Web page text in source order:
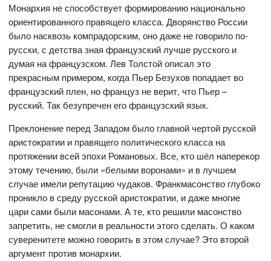
Монархия не способствует формированию национально
ориентированного правящего класса. Дворянство России
было насквозь компрадорским, оно даже не говорило по-
русски, с детства зная французский лучше русского и
думая на французском. Лев Толстой описал это
прекрасным примером, когда Пьер Безухов попадает во
французский плен, но француз не верит, что Пьер –
русский. Так безупречен его французский язык.
Преклонение перед Западом было главной чертой русской
аристократии и правящего политического класса на
протяжении всей эпохи Романовых. Все, кто шёл наперекор
этому течению, были «белыми воронами» и в лучшем
случае имели репутацию чудаков. Франкмасонство глубоко
проникло в среду русской аристократии, и даже многие
цари сами были масонами. А те, кто решили масонство
запретить, не смогли в реальности этого сделать. О каком
суверенитете можно говорить в этом случае? Это второй
аргумент против монархии.